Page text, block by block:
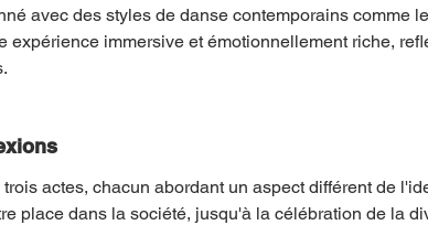
avec des styles de danse contemporains comme
expérience immersive et émotionnellement riche,
actes, chacun abordant un aspect différent de
place dans la société, jusqu'à la célébration de la